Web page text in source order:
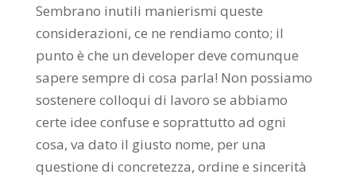
Sembrano inutili manierismi queste
considerazioni, ce ne rendiamo conto; il
punto è che un developer deve comunque
sapere sempre di cosa parla! Non possiamo
sostenere colloqui di lavoro se abbiamo
certe idee confuse e soprattutto ad ogni
cosa, va dato il giusto nome, per una
questione di concretezza, ordine e sincerità